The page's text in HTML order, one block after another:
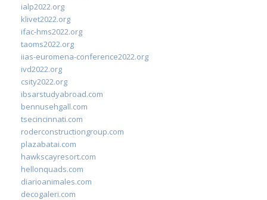
ialp2022.org
klivet2022.org
ifac-hms2022.org
taoms2022.org
iias-euromena-conference2022.org
ivd2022.org
csity2022.org
ibsarstudyabroad.com
bennusehgall.com
tsecincinnati.com
roderconstructiongroup.com
plazabatai.com
hawkscayresort.com
hellonquads.com
diarioanimales.com
decogaleri.com